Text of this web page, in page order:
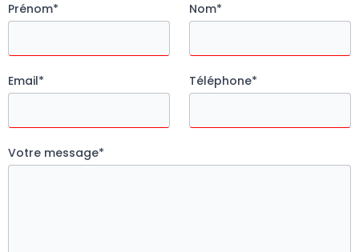
Prénom* Nom*
Email* Téléphone*
Votre message*